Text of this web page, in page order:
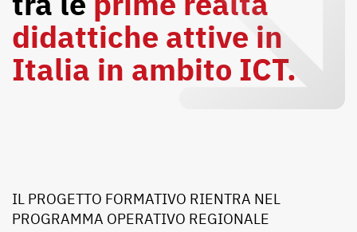
didattiche attive in
Italia in ambito ICT.
IL PROGETTO FORMATIVO RIENTRA NEL
PROGRAMMA OPERATIVO REGIONALE